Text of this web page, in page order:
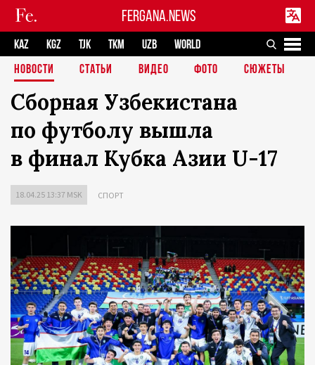
FERGANA.NEWS
KAZ KGZ TJK TKM UZB
WORLD
НОВОСТИ
СТАТЬИ ВИДЕО ФОТО СЮЖЕТЫ
Сборная Узбекистана
по футболу вышла
в финал Кубка Азии U-17
18.04.25 13:37 MSK СПОРТ